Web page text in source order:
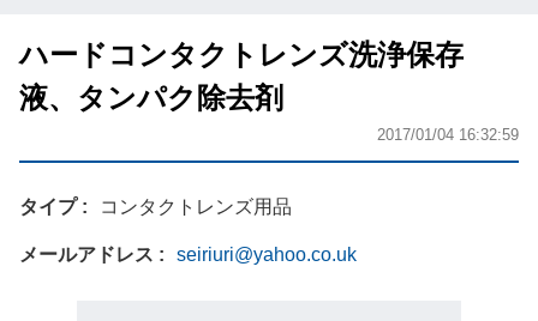
ハードコンタクトレンズ洗浄保存
液、タンパク除去剤
2017/01/04 16:32:59
タイプ コンタクトレンズ用品
メールアドレス seiriuri@yahoo.co.uk